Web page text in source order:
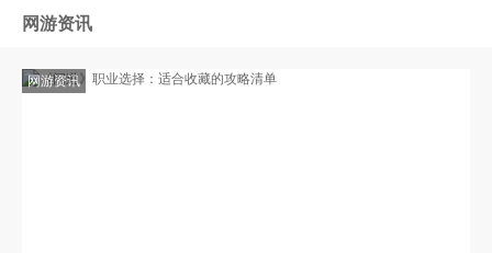
网游资讯
网游资讯